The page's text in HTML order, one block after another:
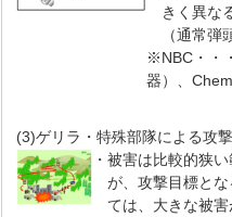
きく異な
（通常弾
※NBC・・
器）、
(3)ゲリラ・特殊部隊による攻撃
・被害は比較的狭
が、攻撃目標と
ては、大きな被